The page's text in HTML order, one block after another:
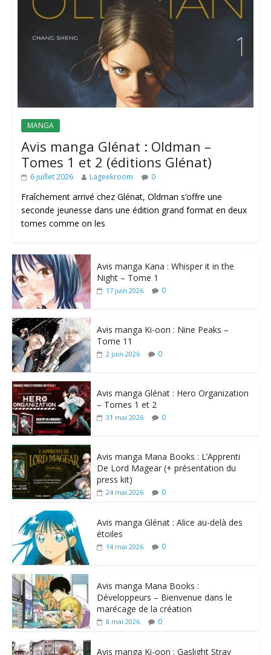
MANGA
Avis manga Glénat : Oldman –
Tomes 1 et 2 (éditions Glénat)
6 juillet 2026 Lageekroom 0
Fraîchement arrivé chez Glénat, Oldman s’offre une
seconde jeunesse dans une édition grand format en deux
tomes comme on les
Avis manga Kana : Whisper it in the
Night – Tome 1
17 juin 2026 0
Avis manga Ki-oon : Nine Peaks –
Tome 11
2 juin 2026 0
Avis manga Glénat : Hero Organization
– Tomes 1 et 2
31 mai 2026 0
Avis manga Mana Books : L’Apprenti
De Lord Magear (+ présentation du
press kit)
24 mai 2026 0
Avis manga Glénat : Alice au-delà des
étoiles
14 mai 2026 0
Avis manga Mana Books :
Développeurs – Bienvenue dans le
marécage de la création
8 mai 2026 0
Avis manga Ki-oon : Gaslight Stray